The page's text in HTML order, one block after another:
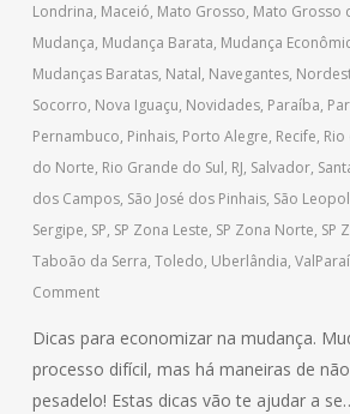
Londrina, Maceió, Mato Grosso, Mato Grosso
Mudança, Mudança Barata, Mudança
Mudanças Baratas, Natal, Navegantes,
Socorro, Nova Iguaçu, Novidades, Paraíba,
Pernambuco, Pinhais, Porto Alegre, Recife, Rio
do Norte, Rio Grande do Sul, RJ, Salvador,
dos Campos, São José dos Pinhais, São
Sergipe, SP, SP Zona Leste, SP Zona Norte, SP
Taboão da Serra, Toledo, Uberlândia,
Comment
Dicas para economizar na mudança.
processo difícil, mas há maneiras de
pesadelo! Estas dicas vão te ajudar a